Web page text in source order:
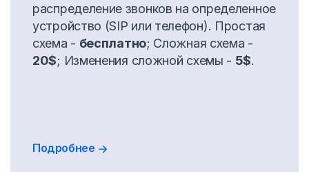
распределение звонков на определенное
устройство (SIP или телефон). Простая
схема - бесплатно; Сложная схема -
20$; Изменения сложной схемы - 5$.
Подробнее